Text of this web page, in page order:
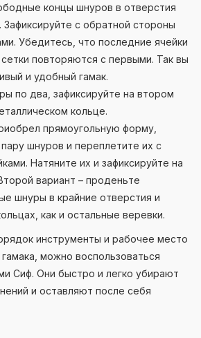
концы шнуров в отверстия
Зафиксируйте с обратной стороны
Убедитесь, что последние ячейки
повторяются с первыми. Так вы
и удобный гамак.
по два, зафиксируйте на втором
кольце.
прямоугольную форму,
шнуров и переплетите их с
Натяните их и зафиксируйте на
вариант – проденьте
шнуры в крайние отверстия и
как и остальные веревки.
инструменты и рабочее место
можно воспользоваться
Сиф. Они быстро и легко убирают
и оставляют после себя